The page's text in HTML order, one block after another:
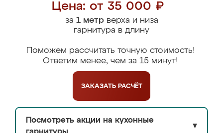
Цена: от 35 000 ₽
за 1 метрверха и низа
гарнитура в длину
Поможем рассчитать точную стоимость!
Ответим менее, чем за 15 минут!
ЗАКАЗАТЬ РАСЧЁТ
Посмотреть акции на кухонные
▼